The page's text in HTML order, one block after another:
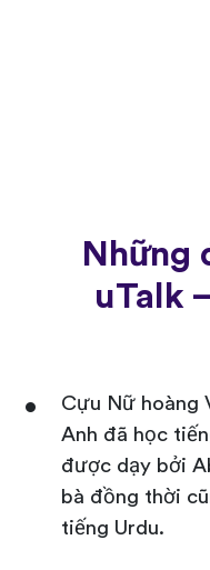
Những
uTalk
Cựu Nữ hoàng
Anh đã học
được dạy bởi
bà đồng thời
tiếng Urdu.